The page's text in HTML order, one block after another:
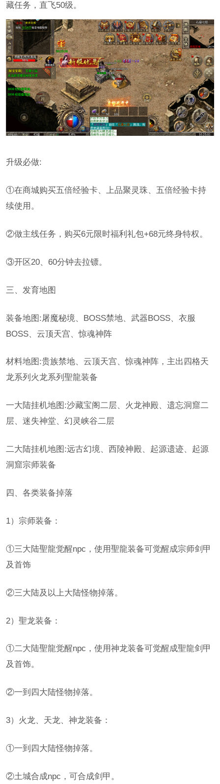
藏任务，直飞50级。
升级必做:
①在商城购买五倍经验卡、上品聚灵珠、五倍经验卡持
续使用。
②做主线任务，购买6元限时福利礼包+68元终身特权。
③开区20、60分钟去拉镖。
三、发育地图
装备地图:屠魔秘境、BOSS禁地、武器BOSS、衣服
BOSS、云顶天宫、惊魂神阵
材料地图:贵族禁地、云顶天宫、惊魂神阵，主出四格天
龙系列火龙系列聖龍装备
一大陆挂机地图:沙藏宝阁二层、火龙神殿、遗忘洞窟二
层、迷失神堂、幻灵峡谷二层
二大陆挂机地图:远古幻境、西陵神殿、起源遗迹、起源
洞窟宗师装备
四、各类装备掉落
1）宗师装备：
①三大陆聖龍觉醒npc，使用聖龍装备可觉醒成宗师剑甲
及首饰
②三大陆及以上大陆怪物掉落。
2）聖龙装备：
①二大陆聖龍觉醒npc，使用神龙装备可觉醒成聖龍剑甲
及首饰。
②一到四大陆怪物掉落。
3）火龙、天龙、神龙装备：
①一到四大陆怪物掉落。
②土城合成npc，可合成剑甲。